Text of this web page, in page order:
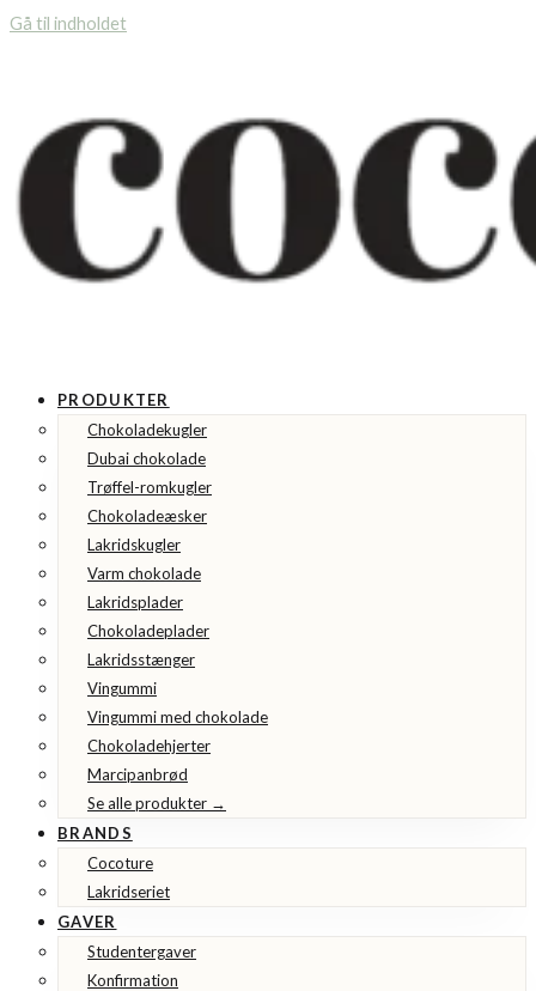
Gå til indholdet
PRODUKTER
Chokoladekugler
Dubai chokolade
Trøffel-romkugler
Chokoladeæsker
Lakridskugler
Varm chokolade
Lakridsplader
Chokoladeplader
Lakridsstænger
Vingummi
Vingummi med chokolade
Chokoladehjerter
Marcipanbrød
Se alle produkter →
BRANDS
Cocoture
Lakridseriet
GAVER
Studentergaver
Konfirmation